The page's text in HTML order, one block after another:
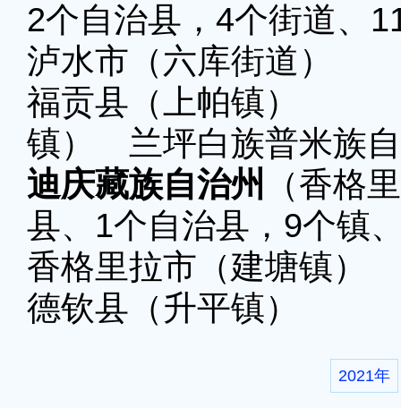
2个自治县，4个街道、
泸水市（六库街道）
福贡县（上帕镇） 贡
镇） 兰坪白族普米族
迪庆藏族自治州
（香格
县、1个自治县，9个镇
香格里拉市（建塘镇）
德钦县（升平镇） 维
2021年